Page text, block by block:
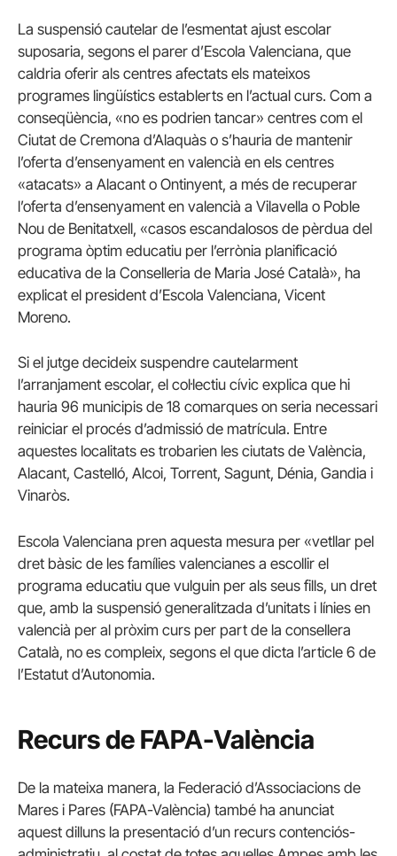
La suspensió cautelar de l’esmentat ajust escolar
suposaria, segons el parer d’Escola Valenciana, que
caldria oferir als centres afectats els mateixos
programes lingüístics establerts en l’actual curs. Com a
conseqüència, «no es podrien tancar» centres com el
Ciutat de Cremona d’Alaquàs o s’hauria de mantenir
l’oferta d’ensenyament en valencià en els centres
«atacats» a Alacant o Ontinyent, a més de recuperar
l’oferta d’ensenyament en valencià a Vilavella o Poble
Nou de Benitatxell, «casos escandalosos de pèrdua del
programa òptim educatiu per l’errònia planificació
educativa de la Conselleria de Maria José Català», ha
explicat el president d’Escola Valenciana, Vicent
Moreno.
Si el jutge decideix suspendre cautelarment
l’arranjament escolar, el col·lectiu cívic explica que hi
hauria 96 municipis de 18 comarques on seria necessari
reiniciar el procés d’admissió de matrícula. Entre
aquestes localitats es trobarien les ciutats de València,
Alacant, Castelló, Alcoi, Torrent, Sagunt, Dénia, Gandia i
Vinaròs.
Escola Valenciana pren aquesta mesura per «vetllar pel
dret bàsic de les famílies valencianes a escollir el
programa educatiu que vulguin per als seus fills, un dret
que, amb la suspensió generalitzada d’unitats i línies en
valencià per al pròxim curs per part de la consellera
Català, no es compleix, segons el que dicta l’article 6 de
l’Estatut d’Autonomia.
Recurs de FAPA-València
De la mateixa manera, la Federació d’Associacions de
Mares i Pares (FAPA-València) també ha anunciat
aquest dilluns la presentació d’un recurs contenciós-